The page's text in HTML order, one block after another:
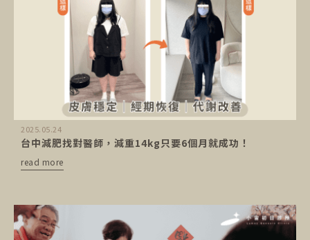
2025.05.24
台中減肥找對醫師，減重14kg只要6個月就成功！
read more